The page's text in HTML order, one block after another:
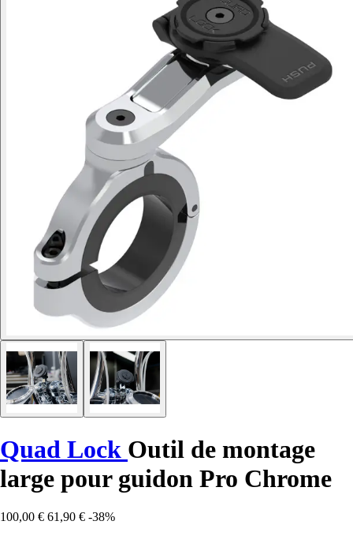
Quad Lock Outil de montage
large pour guidon Pro Chrome
100,00 € 61,90 € -38%